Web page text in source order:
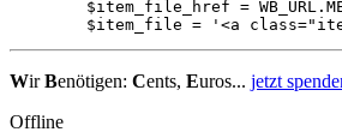
$item_file = '<a
WirBenötigen: Cents, Euros... jetzt
Offline